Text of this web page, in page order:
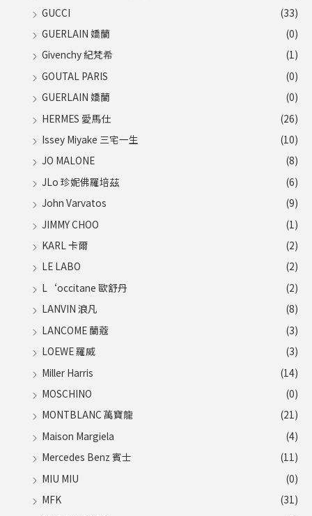
GUCCI
(33)
GUERLAIN 嬌蘭
(0)
Givenchy 紀梵希
(1)
GOUTAL PARIS
(0)
GUERLAIN 嬌蘭
(0)
HERMES 愛馬仕
(26)
Issey Miyake 三宅一生
(10)
JO MALONE
(8)
JLo 珍妮佛羅培茲
(6)
John Varvatos
(9)
JIMMY CHOO
(1)
KARL 卡爾
(2)
LE LABO
(2)
L‘occitane 歐舒丹
(2)
LANVIN 浪凡
(8)
LANCOME 蘭蔻
(3)
LOEWE 羅威
(3)
Miller Harris
(14)
MOSCHINO
(0)
MONTBLANC 萬寶龍
(21)
Maison Margiela
(4)
Mercedes Benz 賓士
(11)
MIU MIU
(0)
MFK
(31)